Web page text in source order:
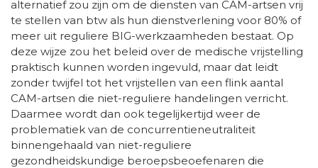
alternatief zou zijn om de diensten van CAM-artsen vrij
te stellen van btw als hun dienstverlening voor 80% of
meer uit reguliere BIG-werkzaamheden bestaat. Op
deze wijze zou het beleid over de medische vrijstelling
praktisch kunnen worden ingevuld, maar dat leidt
zonder twijfel tot het vrijstellen van een flink aantal
CAM-artsen die niet-reguliere handelingen verricht.
Daarmee wordt dan ook tegelijkertijd weer de
problematiek van de concurrentieneutraliteit
binnengehaald van niet-reguliere
gezondheidskundige beroepsbeoefenaren die